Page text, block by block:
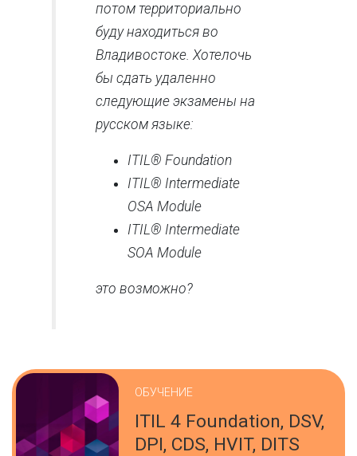
потом территориально
буду находиться во
Владивостоке. Хотелочь
бы сдать удаленно
следующие экзамены на
русском языке:
ITIL® Foundation
ITIL® Intermediate
OSA Module
ITIL® Intermediate
SOA Module
это возможно?
ОБУЧЕНИЕ
ITIL 4 Foundation, DSV,
DPI, CDS, HVIT, DITS